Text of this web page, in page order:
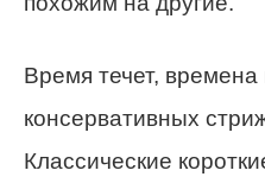
Время течет,
консервативных
Классические